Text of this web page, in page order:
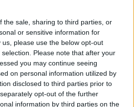
the sale, sharing to third parties, or
or sensitive information for
please use the below opt-out
Please note that after your
you may continue seeing
on personal information utilized by
disclosed to third parties prior to
opt-out of the further
information by third parties on the